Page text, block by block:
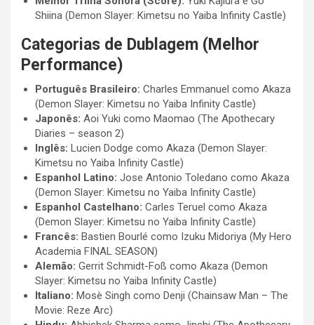
Shiina (Demon Slayer: Kimetsu no Yaiba Infinity Castle)
Categorias de Dublagem (Melhor
Performance)
Português Brasileiro: Charles Emmanuel como Akaza
(Demon Slayer: Kimetsu no Yaiba Infinity Castle)
Japonês: Aoi Yuki como Maomao (The Apothecary
Diaries – season 2)
Inglês: Lucien Dodge como Akaza (Demon Slayer:
Kimetsu no Yaiba Infinity Castle)
Espanhol Latino: Jose Antonio Toledano como Akaza
(Demon Slayer: Kimetsu no Yaiba Infinity Castle)
Espanhol Castelhano: Carles Teruel como Akaza
(Demon Slayer: Kimetsu no Yaiba Infinity Castle)
Francês: Bastien Bourlé como Izuku Midoriya (My Hero
Academia FINAL SEASON)
Alemão: Gerrit Schmidt-Foß como Akaza (Demon
Slayer: Kimetsu no Yaiba Infinity Castle)
Italiano: Mosè Singh como Denji (Chainsaw Man – The
Movie: Reze Arc)